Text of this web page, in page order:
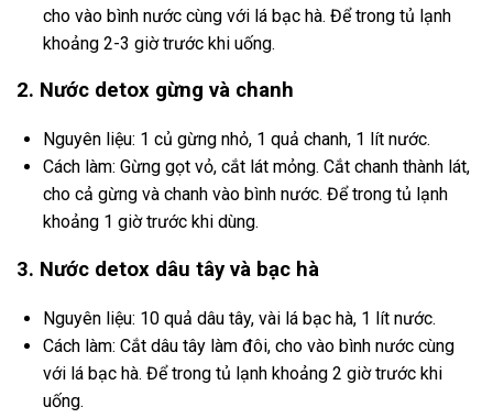
cho vào bình nước cùng với lá bạc hà. Để trong tủ lạnh
khoảng 2-3 giờ trước khi uống.
2. Nước detox gừng và chanh
Nguyên liệu: 1 củ gừng nhỏ, 1 quả chanh, 1 lít nước.
Cách làm: Gừng gọt vỏ, cắt lát mỏng. Cắt chanh thành lát,
cho cả gừng và chanh vào bình nước. Để trong tủ lạnh
khoảng 1 giờ trước khi dùng.
3. Nước detox dâu tây và bạc hà
Nguyên liệu: 10 quả dâu tây, vài lá bạc hà, 1 lít nước.
Cách làm: Cắt dâu tây làm đôi, cho vào bình nước cùng
với lá bạc hà. Để trong tủ lạnh khoảng 2 giờ trước khi
uống.